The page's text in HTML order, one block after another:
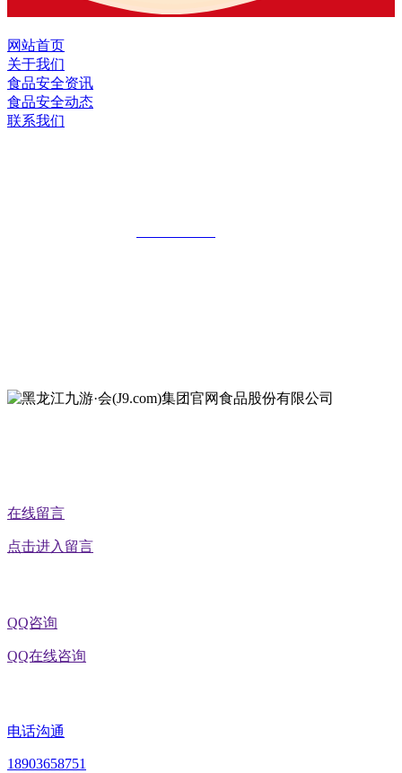
网站首页
关于我们
食品安全资讯
食品安全动态
联系我们
在线留言
点击进入留言
QQ咨询
QQ在线咨询
电话沟通
18903658751